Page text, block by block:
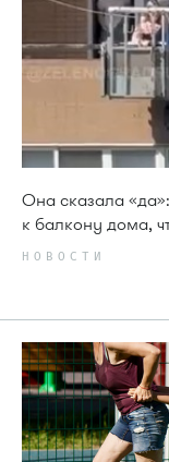
Она сказала
к балкону дома,
НОВОСТИ